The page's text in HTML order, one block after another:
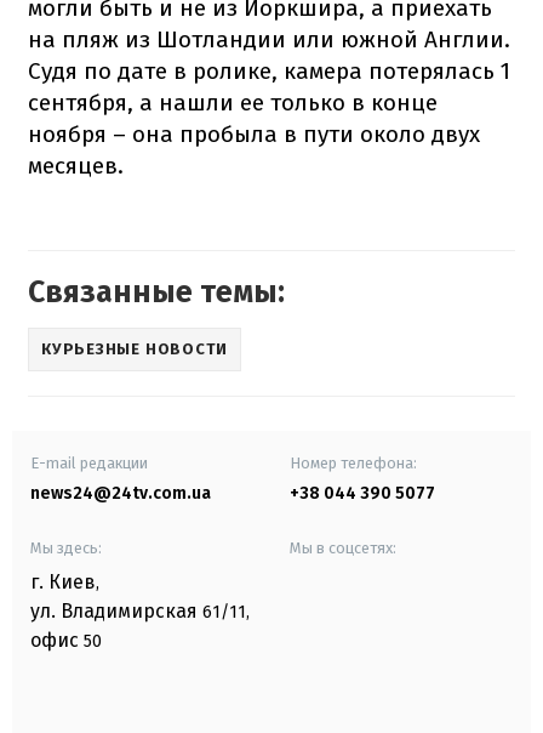
могли быть и не из Йоркшира, а приехать
на пляж из Шотландии или южной Англии.
Судя по дате в ролике, камера потерялась 1
сентября, а нашли ее только в конце
ноября – она пробыла в пути около двух
месяцев.
Связанные темы:
КУРЬЕЗНЫЕ НОВОСТИ
E-mail редакции
news24@24tv.com.ua
Номер телефона:
+38 044 390 5077
Мы здесь:
г. Киев,
ул. Владимирская 61/11,
офис 50
Мы в соцсетях: